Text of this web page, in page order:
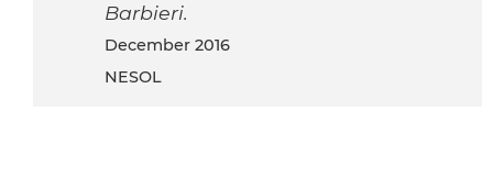
Barbieri.
December 2016
NESOL